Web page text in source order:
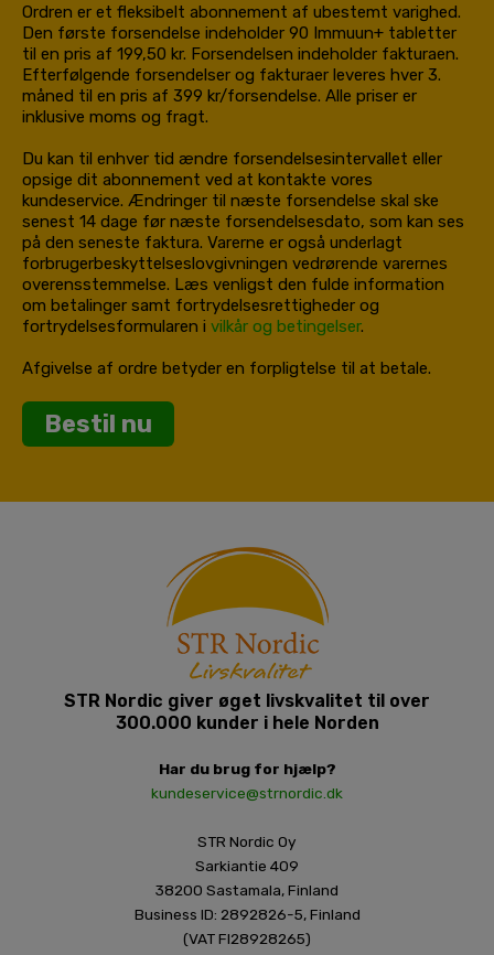
Ordren er et fleksibelt abonnement af ubestemt varighed.
Den første forsendelse indeholder 90 Immuun+ tabletter
til en pris af 199,50 kr. Forsendelsen indeholder fakturaen.
Efterfølgende forsendelser og fakturaer leveres hver 3.
måned til en pris af 399 kr/forsendelse. Alle priser er
inklusive moms og fragt.
Du kan til enhver tid ændre forsendelsesintervallet eller
opsige dit abonnement ved at kontakte vores
kundeservice. Ændringer til næste forsendelse skal ske
senest 14 dage før næste forsendelsesdato, som kan ses
på den seneste faktura. Varerne er også underlagt
forbrugerbeskyttelseslovgivningen vedrørende varernes
overensstemmelse. Læs venligst den fulde information
om betalinger samt fortrydelsesrettigheder og
fortrydelsesformularen i vilkår og betingelser.
Afgivelse af ordre betyder en forpligtelse til at betale.
Bestil nu
STR Nordic giver øget livskvalitet til over
300.000 kunder i hele Norden
Har du brug for hjælp?
kundeservice@strnordic.dk
STR Nordic Oy
Sarkiantie 409
38200 Sastamala, Finland
Business ID: 2892826-5, Finland
(VAT FI28928265)